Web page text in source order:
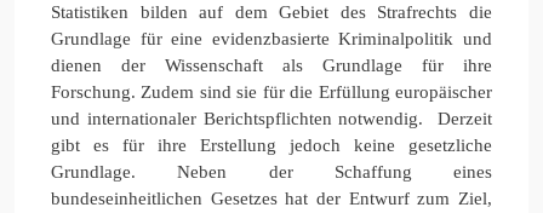
Statistiken bilden auf dem Gebiet des Strafrechts die
Grundlage für eine evidenzbasierte Kriminalpolitik und
dienen der Wissenschaft als Grundlage für ihre
Forschung. Zudem sind sie für die Erfüllung europäischer
und internationaler Berichtspflichten notwendig. Derzeit
gibt es für ihre Erstellung jedoch keine gesetzliche
Grundlage. Neben der Schaffung eines
bundeseinheitlichen Gesetzes hat der Entwurf zum Ziel,